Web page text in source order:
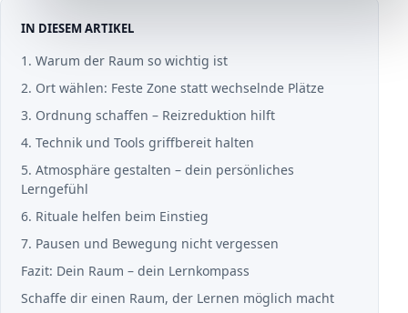
IN DIESEM ARTIKEL
1. Warum der Raum so wichtig ist
2. Ort wählen: Feste Zone statt wechselnde Plätze
3. Ordnung schaffen – Reizreduktion hilft
4. Technik und Tools griffbereit halten
5. Atmosphäre gestalten – dein persönliches
Lerngefühl
6. Rituale helfen beim Einstieg
7. Pausen und Bewegung nicht vergessen
Fazit: Dein Raum – dein Lernkompass
Schaffe dir einen Raum, der Lernen möglich macht